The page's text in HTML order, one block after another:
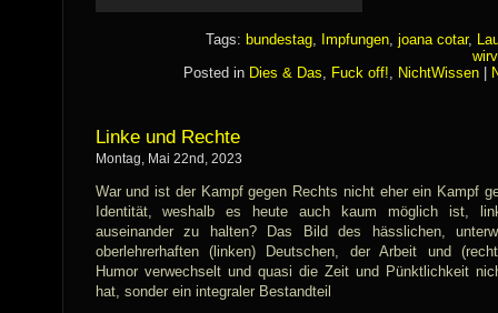
Tags: bundestag, Impfungen, joana cotar,
Posted in Dies & Das, Fuck off!, NichtWissen|
Linke und Rechte
Montag, Mai 22nd, 2023
War und ist der Kampf gegen Rechts nicht eher ein Kampf
Identität, weshalb es heute auch kaum möglich ist,
auseinander zu halten? Das Bild des hässlichen,
oberlehrerhaften (linken) Deutschen, der Arbeit und
Humor verwechselt und quasi die Zeit und Pünktlichkeit
hat, sonder ein integraler Bestandteil